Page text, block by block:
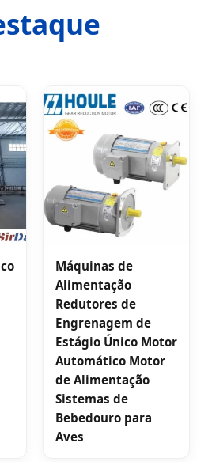
Máquinas de
Alimentação
Redutores de
Engrenagem de
Estágio Único Motor
Automático Motor
de Alimentação
Sistemas de
Bebedouro para
Aves